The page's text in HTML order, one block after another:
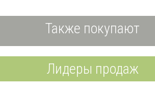
Также покупают
Лидеры продаж